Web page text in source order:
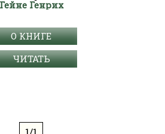
Гейне Генрих
О КНИГЕ
ЧИТАТЬ